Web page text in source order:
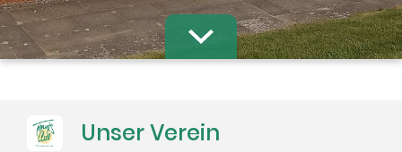
"Jetzt Mitglied werden"
Trainer
Unser Verein